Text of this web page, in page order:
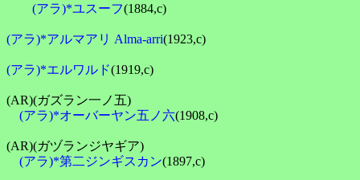
(アラ)*ユスーフ(1884,c)
(アラ)*アルマアリ Alma-arri(1923,c)
(アラ)*エルワルド(1919,c)
(AR)(ガズラン一ノ五)
(アラ)*オーバーヤン五ノ六(1908,c)
(AR)(ガヅランジヤギア)
(アラ)*第二ジンギスカン(1897,c)